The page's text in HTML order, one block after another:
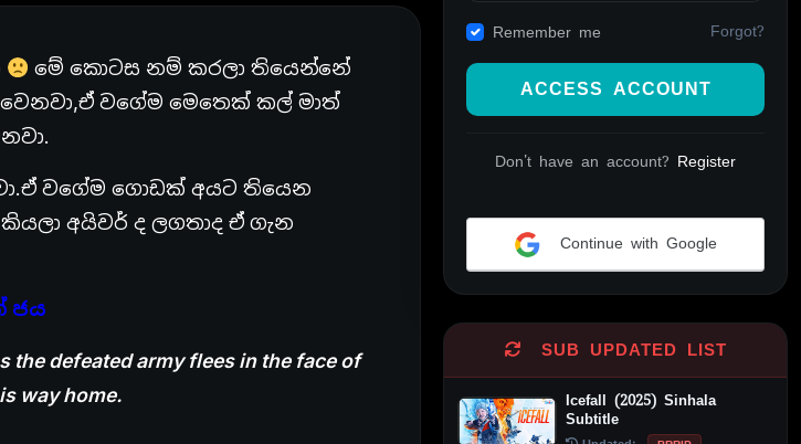
මේ කොටස නම් කරලා තියෙන්නේ
වගේම මෙතෙක් කල් මාත්
වගේම ගොඩක් අයට තියෙන
අයිවර් ද ලගතාද ඒ ගැන
ජය
the defeated army flees in the face of
way home.
Remember me Forgot?
ACCESS ACCOUNT
Don't have an account? Register
Continue with Google
SUB UPDATED LIST
Icefall (2025) Sinhala
Subtitle